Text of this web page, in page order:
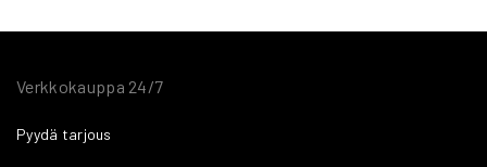
Verkkokauppa 24/7
Pyydä tarjous